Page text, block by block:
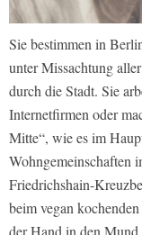
Sie bestimmen in
unter Missachtung
durch die Stadt. Sie
Internetfirmen oder
Mitte“, wie es im
Wohngemeinschaften
Friedrichshain-
beim vegan